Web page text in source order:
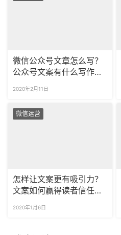
微信公众号文章怎么写？
公众号文案有什么写作技
2020年2月11日
微信运营
怎样让文案更有吸引力？
文案如何赢得读者信任？/
2020年1月6日